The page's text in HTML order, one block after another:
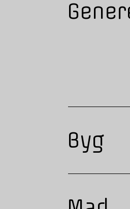
Byg